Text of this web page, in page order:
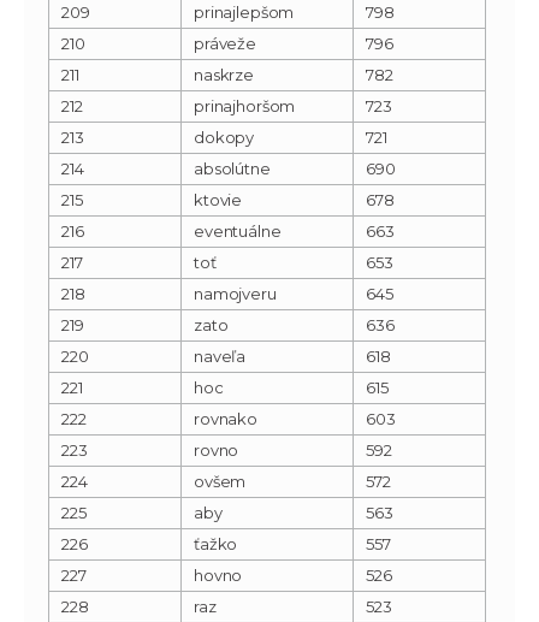
209
prinajlepšom
798
210
práveže
796
211
naskrze
782
212
prinajhoršom
723
213
dokopy
721
214
absolútne
690
215
ktovie
678
216
eventuálne
663
217
toť
653
218
namojveru
645
219
zato
636
220
naveľa
618
221
hoc
615
222
rovnako
603
223
rovno
592
224
ovšem
572
225
aby
563
226
ťažko
557
227
hovno
526
228
raz
523